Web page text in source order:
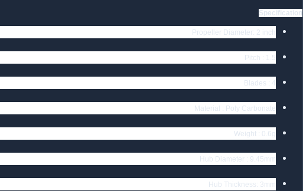
Specification
Propeller Diameter: 2 inch
Pitch : 1.5
Blades : 4
Material : Poly Carbonate
Weight : 0.6g
Hub Diameter : 9.45mm
Hub Thickness: 3mm